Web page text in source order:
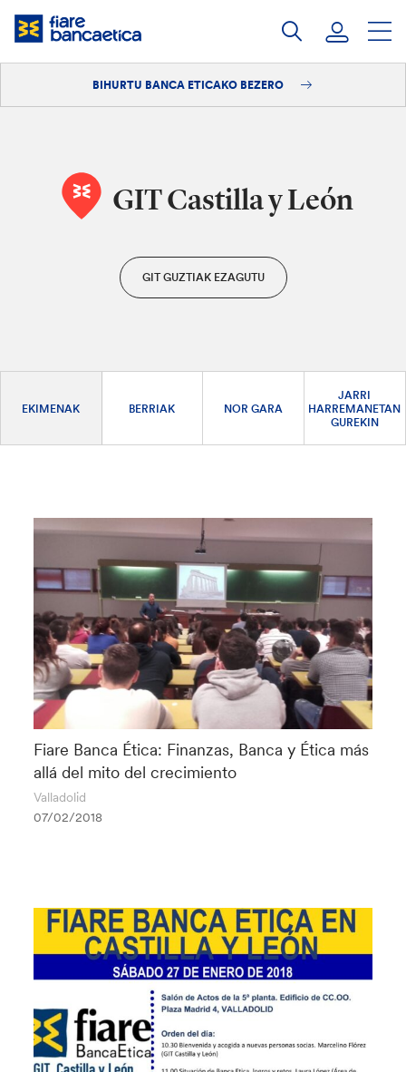
Pasatu
edukia
BIHURTU BANCA ETICAKO BEZERO
GIT Castilla y León
GIT GUZTIAK EZAGUTU
EKIMENAK BERRIAK NOR GARA
JARRI
HARREMANETAN
GUREKIN
Fiare Banca Ética: Finanzas, Banca y Ética más
allá del mito del crecimiento
Valladolid
07/02/2018